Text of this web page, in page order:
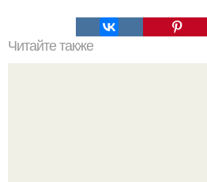
Читайте также